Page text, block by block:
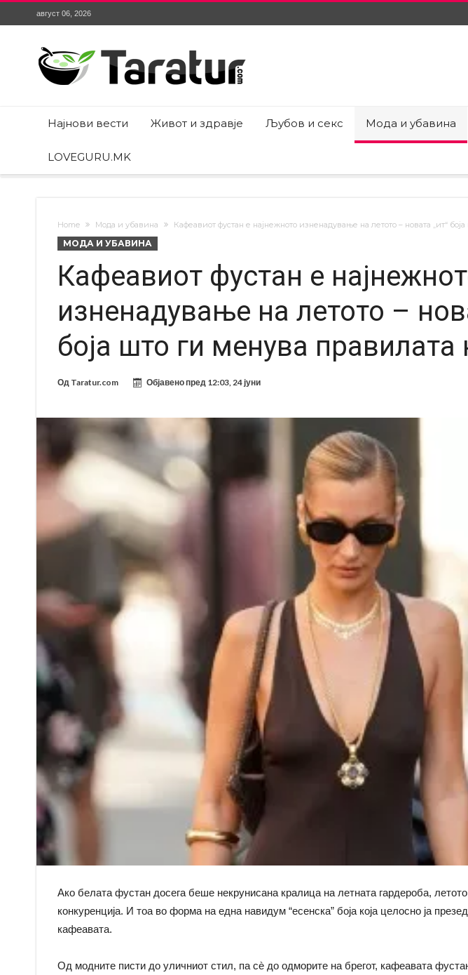
август 06, 2026
Најнови вести Живот и здравје Љубов и секс Мода и убавина
LOVEGURU.MK
Home Мода и убавина Кафеавиот фустан е најнежното изненадување на летото – новата „ит“
МОДА И УБАВИНА
Кафеавиот фустан е
изненадување на летото –
боја што ги менува правилата
Од Taratur.com Објавено пред 12:03, 24 јуни
Ако белата фустан досега беше некрунисана кралица на летната гардероба,
конкуренција. И тоа во форма на една навидум “есенска” боја која целосно ја
кафеавата.
Од модните писти до уличниот стил, па сè до одморите на брегот, кафеавата